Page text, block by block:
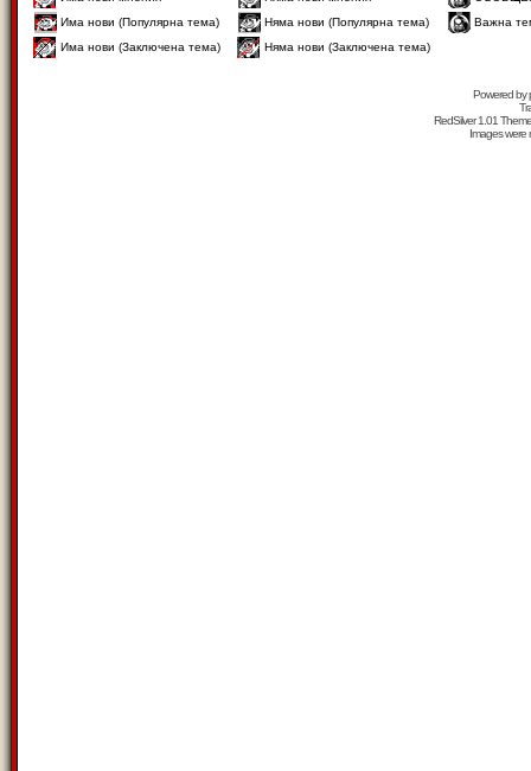
Има нови (Популярна тема)
Няма нови (Популярна тема)
Важна
Има нови (Заключена тема)
Няма нови (Заключена тема)
Powered by
RedSilver 1.01
Images were